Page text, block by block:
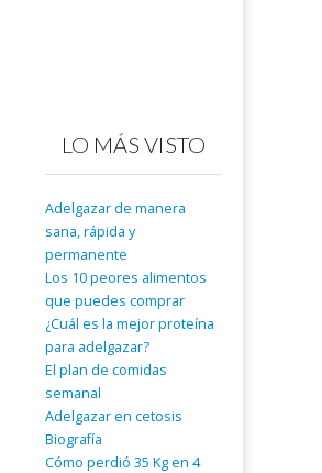
LO MÁS VISTO
Adelgazar de manera
sana, rápida y
permanente
Los 10 peores alimentos
que puedes comprar
¿Cuál es la mejor proteína
para adelgazar?
El plan de comidas
semanal
Adelgazar en cetosis
Biografía
Cómo perdió 35 Kg en 4